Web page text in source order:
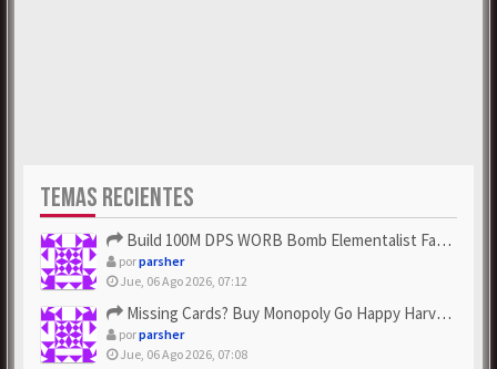
TEMAS RECIENTES
Build 100M DPS WORB Bomb Elementalist Fast - Grab POE Curren...
porparsher
Jue, 06 Ago 2026, 07:12
Missing Cards? Buy Monopoly Go Happy Harvest with Looney Tun...
porparsher
Jue, 06 Ago 2026, 07:08